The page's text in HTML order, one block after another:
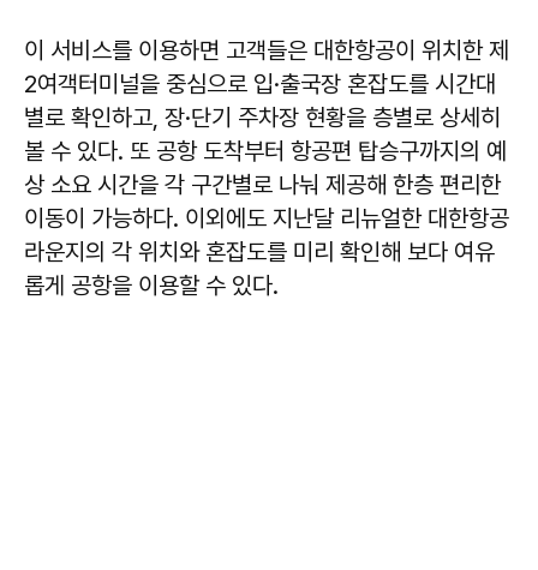
이 서비스를 이용하면 고객들은 대한항공이 위치한 제
2여객터미널을 중심으로 입·출국장 혼잡도를 시간대
별로 확인하고, 장·단기 주차장 현황을 층별로 상세히
볼 수 있다. 또 공항 도착부터 항공편 탑승구까지의 예
상 소요 시간을 각 구간별로 나눠 제공해 한층 편리한
이동이 가능하다. 이외에도 지난달 리뉴얼한 대한항공
라운지의 각 위치와 혼잡도를 미리 확인해 보다 여유
롭게 공항을 이용할 수 있다.